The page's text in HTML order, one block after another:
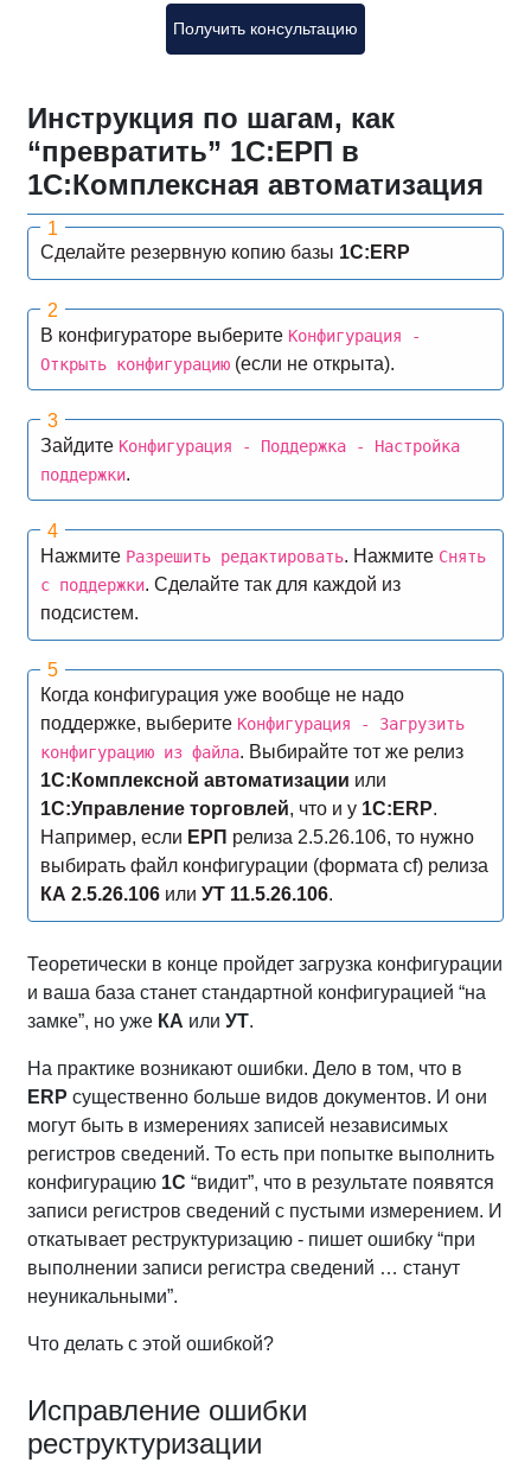
Получить консультацию
Инструкция по шагам, как
“превратить” 1С:ЕРП в
1С:Комплексная автоматизация
Сделайте резервную копию базы 1С:ERP
В конфигураторе выберите Конфигурация -
Открыть конфигурацию(если не открыта).
Зайдите Конфигурация - Поддержка - Настройка
поддержки.
Нажмите Разрешить редактировать. Нажмите Снять
с поддержки. Сделайте так для каждой из
подсистем.
Когда конфигурация уже вообще не надо
поддержке, выберите Конфигурация - Загрузить
конфигурацию из файла. Выбирайте тот же релиз
1С:Комплексной автоматизации или
1С:Управление торговлей, что и у 1С:ERP.
Например, если ЕРП релиза 2.5.26.106, то нужно
выбирать файл конфигурации (формата cf) релиза
КА 2.5.26.106или УТ 11.5.26.106.
Теоретически в конце пройдет загрузка конфигурации
и ваша база станет стандартной конфигурацией “на
замке”, но уже КА или УТ.
На практике возникают ошибки. Дело в том, что в
ERP существенно больше видов документов. И они
могут быть в измерениях записей независимых
регистров сведений. То есть при попытке выполнить
конфигурацию 1С “видит”, что в результате появятся
записи регистров сведений с пустыми измерением. И
откатывает реструктуризацию - пишет ошибку “при
выполнении записи регистра сведений … станут
неуникальными”.
Что делать с этой ошибкой?
Исправление ошибки
реструктуризации